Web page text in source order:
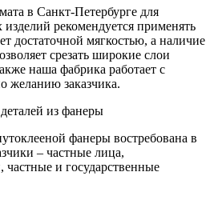
в Санкт-Петербурге для
рекомендуется применять
достаточной мягкостью, а наличие
срезать широкие слои
наша фабрика работает с
желанию заказчика.
из фанеры
фанеры востребована в
– частные лица,
и государственные